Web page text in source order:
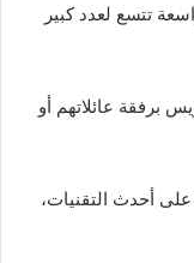
تتسع لعدد كبير
برفقة عائلاتهم أو
: تحتوي ليموزين كريسلر 7 على أحدث التقنيات،